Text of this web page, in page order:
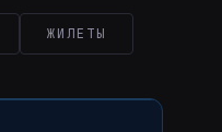
ЖИЛЕТЫ